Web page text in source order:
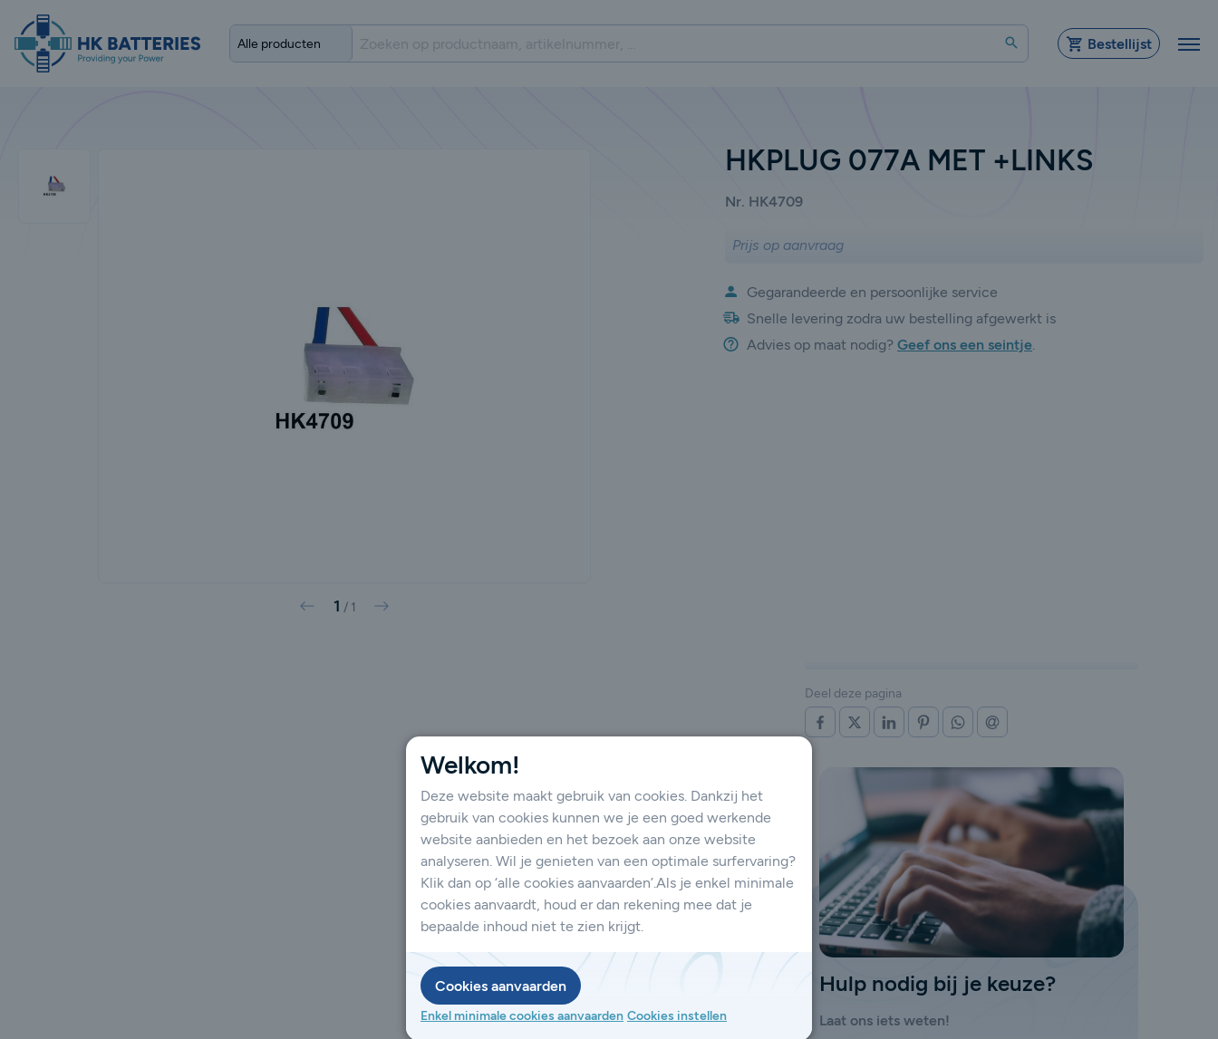
Zoeken Bestellijst
HKPLUG 077A MET +LINKS
Nr. HK4709
Prijs op aanvraag
Gegarandeerde en persoonlijke service
Snelle levering zodra uw bestelling afgewerkt is
Advies op maat nodig? Geef ons een seintje.
Vorige
1 / 1 Volgende
Deel deze pagina
OP FACEBOOK
OP X (TWITTER)
OP LINKEDINOP PINTERESTOP WHATSAPP
Hulp nodig bij je keuze?
Laat ons iets weten!
Welkom!
Deze website maakt gebruik van cookies. Dankzij het
gebruik van cookies kunnen we je een goed werkende
website aanbieden en het bezoek aan onze website
analyseren. Wil je genieten van een optimale surfervaring?
Klik dan op ‘alle cookies aanvaarden’.Als je enkel minimale
cookies aanvaardt, houd er dan rekening mee dat je
bepaalde inhoud niet te zien krijgt.
Cookies aanvaarden
Enkel minimale cookies aanvaarden Cookies instellen